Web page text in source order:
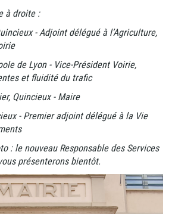
à droite :
- Adjoint délégué à l’Agriculture,
de Lyon - Vice-Président Voirie,
et fluidité du trafic
Quincieux - Maire
- Premier adjoint délégué à la Vie
: le nouveau Responsable des Services
présenterons bientôt.